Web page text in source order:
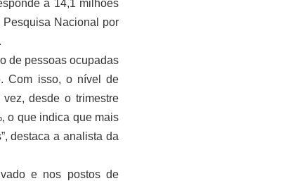
a 14,1 milhões
Nacional por
de pessoas ocupadas
Com isso, o nível de
desde o trimestre
o que indica que mais
destaca a analista da
e nos postos de